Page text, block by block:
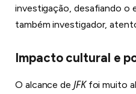
investigação, desafiando o
também investigador,
Impacto cultural e
O alcance de JFKfoi muito